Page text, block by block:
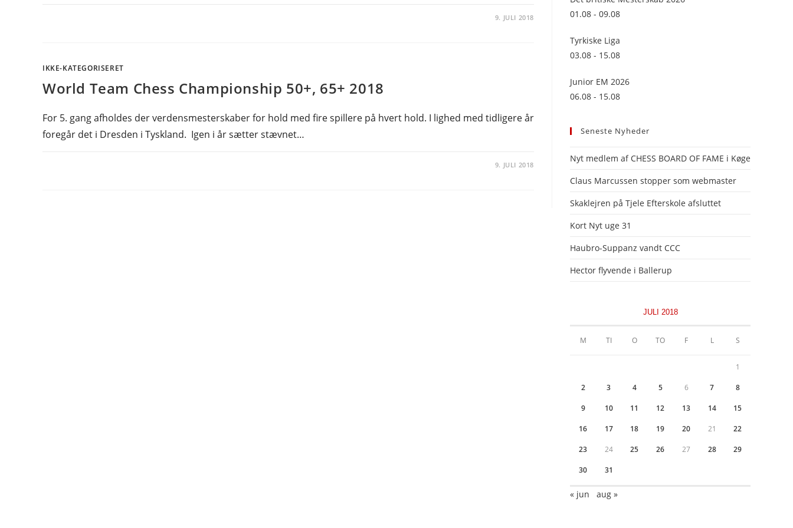
9. JULI 2018
IKKE-KATEGORISERET
World Team Chess Championship 50+, 65+ 2018
For 5. gang afholdes der verdensmesterskaber for hold med fire spillere på hvert hold. I lighed med tidligere år
foregår det i Dresden i Tyskland. Igen i år sætter stævnet…
9. JULI 2018
01.08 - 09.08
Tyrkiske Liga
03.08 - 15.08
Junior EM 2026
06.08 - 15.08
Seneste Nyheder
Nyt medlem af CHESS BOARD OF FAME i Køge
Claus Marcussen stopper som webmaster
Skaklejren på Tjele Efterskole afsluttet
Kort Nyt uge 31
Haubro-Suppanz vandt CCC
Hector flyvende i Ballerup
JULI 2018
M TI O TO F L S
1
2 3 4 5 6 7 8
9 10 11 12 13 14 15
16 17 18 19 20 21 22
23 24 25 26 27 28 29
30 31
« jun aug »